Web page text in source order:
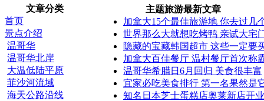
文章分类
首页
景点介绍
温哥华
温哥华北岸
大温低陆平原
菲沙河流域
海天公路沿线
主题旅游最新文章
加拿大15个最佳旅游地 你去过几
世界那么大就想吃烤鸭 亲试大宅
隐藏的宝藏韩国超市 这些一定要
加拿大百佳餐厅 温村餐厅首次称
温哥华希腊日6月回归 美食很丰富
宜家必吃美食排行 第一名果然是
知名日本芝士蛋糕店奥莱新店开业